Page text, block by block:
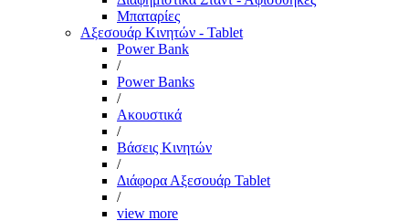
Μπαταρίες
Αξεσουάρ Κινητών - Tablet
Power Bank
/
Power Banks
/
Ακουστικά
/
Βάσεις Κινητών
/
Διάφορα Αξεσουάρ Tablet
/
view more